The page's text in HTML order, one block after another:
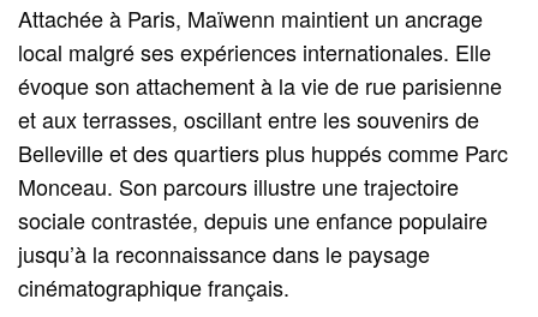
Attachée à Paris, Maïwenn maintient un ancrage
local malgré ses expériences internationales. Elle
évoque son attachement à la vie de rue parisienne
et aux terrasses, oscillant entre les souvenirs de
Belleville et des quartiers plus huppés comme Parc
Monceau. Son parcours illustre une trajectoire
sociale contrastée, depuis une enfance populaire
jusqu’à la reconnaissance dans le paysage
cinématographique français.